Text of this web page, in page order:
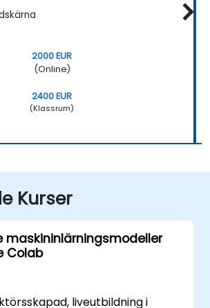
2000 EUR
(Online)
2400 EUR
(Klassrum)
Kurser
maskininlärningsmodeller
Colab
liveutbildning i